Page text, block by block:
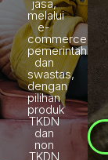
jasa,
melalui
e-
commerce
pemerintah
dan
swastas,
dengan
pilihan
produk
TKDN
dan
non
TKDN